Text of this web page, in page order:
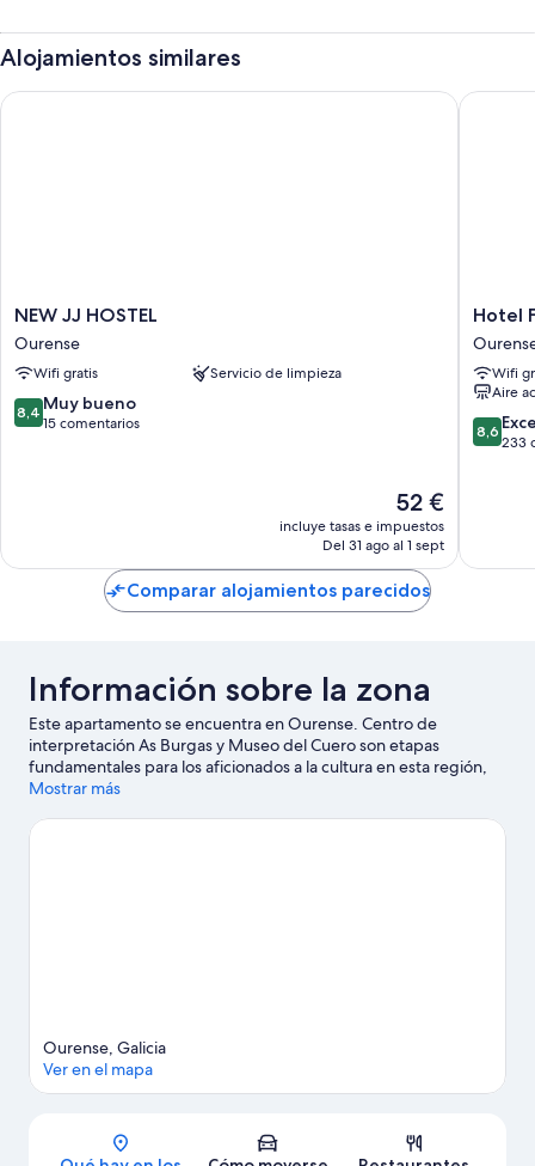
Alojamientos similares
NEW
JJ
HOSTEL
Ourense
NEW JJ HOSTEL
Ourense
Wifi gratis Servicio de limpieza
8.4
sobre
8,4 Muy bueno
15 comentarios
El
precio
actual
de
52 €
52 €
incluye tasas e impuestos
Del 31 ago al 1 sept
NEW JJ HOSTEL
Hotel
II
Hotel
Wifi
Aire
8.6
sobre
8,6
233
Hotel
Comparar alojamientos parecidos
Información sobre la zona
Este apartamento se encuentra en Ourense. Centro de
interpretación As Burgas y Museo del Cuero son etapas
fundamentales para los aficionados a la cultura en esta región,
donde también puedes acercarte a lugares emblemáticos como
de Ourense
Mostrar más
Mapa
Ourense, Galicia
Ver en el mapa